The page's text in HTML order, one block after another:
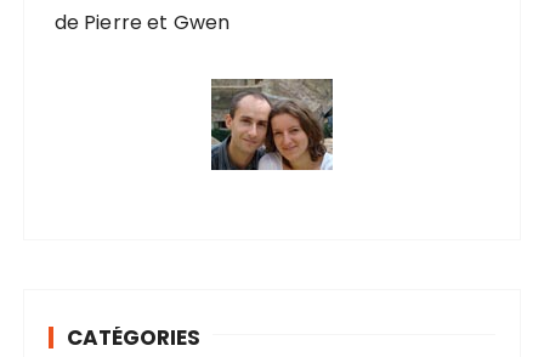
de Pierre et Gwen
CATÉGORIES